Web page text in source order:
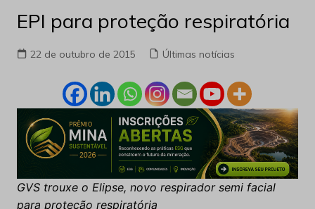
EPI para proteção respiratória
22 de outubro de 2015 Últimas notícias
GVS trouxe o Elipse, novo respirador semi facial
para proteção respiratória